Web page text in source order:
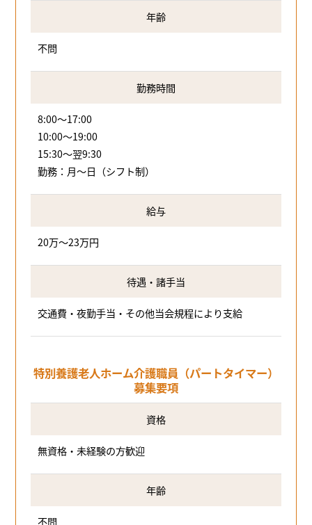
年齢
不問
勤務時間
8:00～17:00
10:00～19:00
15:30～翌9:30
勤務：月～日（シフト制）
給与
20万～23万円
待遇・諸手当
交通費・夜勤手当・その他当会規程により支給
特別養護老人ホーム介護職員（パートタイマー）
募集要項
資格
無資格・未経験の方歓迎
年齢
不問